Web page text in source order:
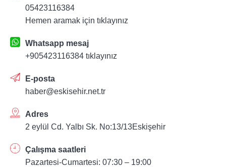
05423116384
Hemen aramak için tıklayınız
Whatsapp mesaj
+905423116384 tıklayınız
E-posta
haber@eskisehir.net.tr
Adres
2 eylül Cd. Yalbı Sk. No:13/13Eskişehir
Çalışma saatleri
Pazartesi-Cumartesi: 07:30 – 19:00